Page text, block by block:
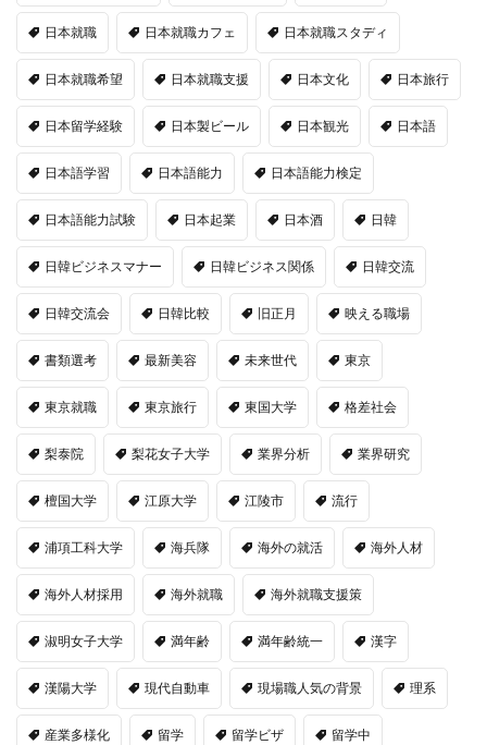
日本就職 日本就職カフェ 日本就職スタディ
日本就職希望 日本就職支援 日本文化 日本旅行
日本留学経験 日本製ビール 日本観光 日本語
日本語学習 日本語能力 日本語能力検定
日本語能力試験 日本起業 日本酒 日韓
日韓ビジネスマナー 日韓ビジネス関係 日韓交流
日韓交流会 日韓比較 旧正月 映える職場
書類選考 最新美容 未来世代 東京
東京就職 東京旅行 東国大学 格差社会
梨泰院 梨花女子大学 業界分析 業界研究
檀国大学 江原大学 江陵市 流行
浦項工科大学 海兵隊 海外の就活 海外人材
海外人材採用 海外就職 海外就職支援策
淑明女子大学 満年齢 満年齢統一 漢字
漢陽大学 現代自動車 現場職人気の背景 理系
産業多様化 留学 留学ビザ 留学中